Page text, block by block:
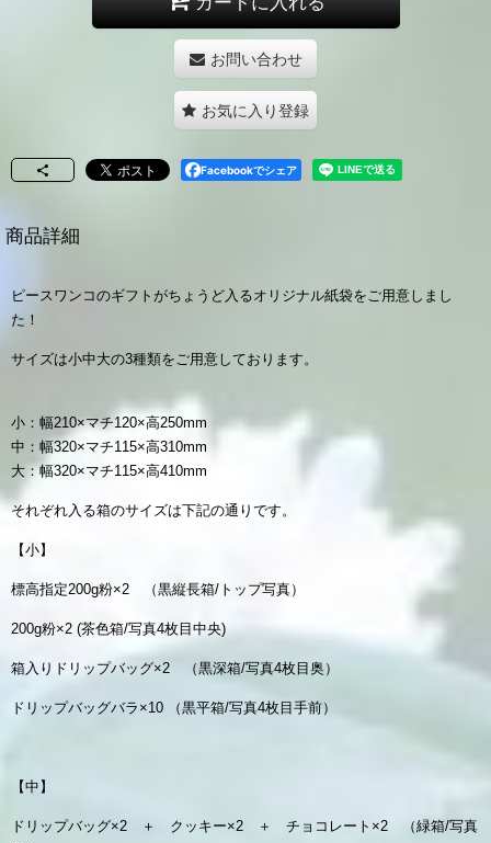
お問い合わせ
お気に入り登録
Facebookでシェア
商品詳細
ピースワンコのギフトがちょうど入るオリジナル紙袋をご用意しまし
た！
サイズは小中大の3種類をご用意しております。
小：幅210×マチ120×高250mm
中：幅320×マチ115×高310mm
大：幅320×マチ115×高410mm
それぞれ入る箱のサイズは下記の通りです。
【小】
標高指定200g粉×2 （黒縦長箱/トップ写真）
200g粉×2 (茶色箱/写真4枚目中央)
箱入りドリップバッグ×2 （黒深箱/写真4枚目奥）
ドリップバッグバラ×10 （黒平箱/写真4枚目手前）
【中】
ドリップバッグ×2 ＋ クッキー×2 ＋ チョコレート×2 （緑箱/写真